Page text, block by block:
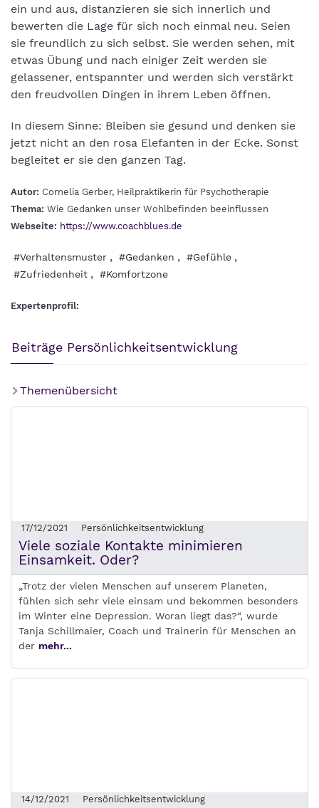
ein und aus, distanzieren sie sich innerlich und
bewerten die Lage für sich noch einmal neu. Seien
sie freundlich zu sich selbst. Sie werden sehen, mit
etwas Übung und nach einiger Zeit werden sie
gelassener, entspannter und werden sich verstärkt
den freudvollen Dingen in ihrem Leben öffnen.
In diesem Sinne: Bleiben sie gesund und denken sie
jetzt nicht an den rosa Elefanten in der Ecke. Sonst
begleitet er sie den ganzen Tag.
Autor: Cornelia Gerber, Heilpraktikerin für Psychotherapie
Thema: Wie Gedanken unser Wohlbefinden beeinflussen
Webseite: https://www.coachblues.de
#Verhaltensmuster , #Gedanken , #Gefühle ,
#Zufriedenheit , #Komfortzone
Expertenprofil:
Beiträge Persönlichkeitsentwicklung
Themenübersicht
17/12/2021 Persönlichkeitsentwicklung
Viele soziale Kontakte minimieren
Einsamkeit. Oder?
„Trotz der vielen Menschen auf unserem Planeten,
fühlen sich sehr viele einsam und bekommen besonders
im Winter eine Depression. Woran liegt das?“, wurde
Tanja Schillmaier, Coach und Trainerin für Menschen an
der mehr...
14/12/2021 Persönlichkeitsentwicklung